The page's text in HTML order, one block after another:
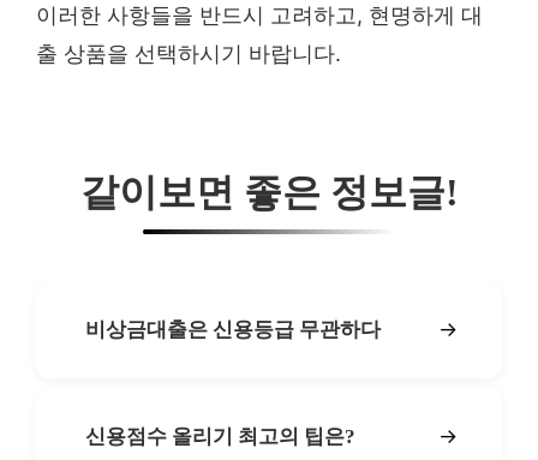
이러한 사항들을 반드시 고려하고, 현명하게 대
출 상품을 선택하시기 바랍니다.
같이보면 좋은 정보글!
비상금대출은 신용등급 무관하다 →
신용점수 올리기 최고의 팁은? →